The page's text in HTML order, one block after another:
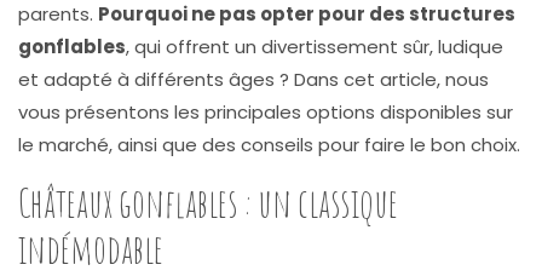
parents. Pourquoi ne pas opter pour des structures
gonflables, qui offrent un divertissement sûr, ludique
et adapté à différents âges ? Dans cet article, nous
vous présentons les principales options disponibles sur
le marché, ainsi que des conseils pour faire le bon choix.
Châteaux gonflables : un classique
indémodable